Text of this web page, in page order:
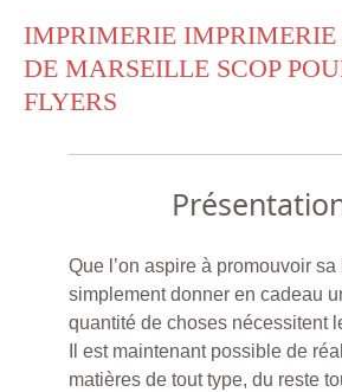
IMPRIMERIE
DE MARSEILLE SCOP
FLYERS
Que l’on aspire à promouvoir
simplement donner en cadeau
quantité de choses nécessitent
Il est maintenant possible de
matières de tout type, du reste